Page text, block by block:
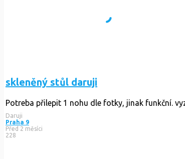
skleněný stůl daruji
Potreba přilepit 1 nohu dle fotky, jinak funkční.
Daruji
Praha 9
Před 2 měsíci
228